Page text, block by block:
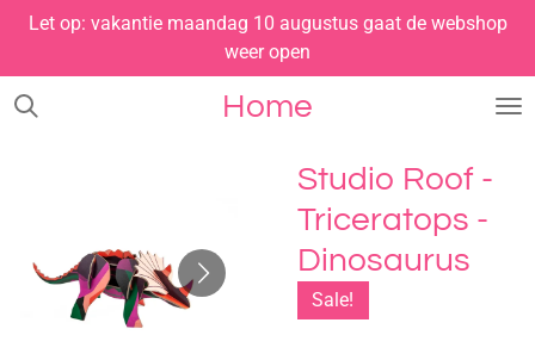
Ga
naar
de
Home
Let op: vakantie maandag 10 augustus gaat de webshop
weer open
Studio Roof -
Triceratops -
Dinosaurus
Sale!